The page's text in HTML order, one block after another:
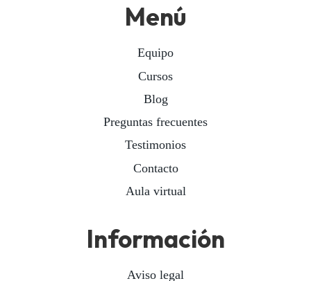
Menú
Equipo
Cursos
Blog
Preguntas frecuentes
Testimonios
Contacto
Aula virtual
Información
Aviso legal